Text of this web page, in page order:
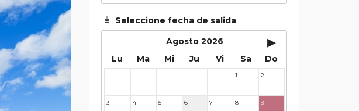
Seleccione fecha de salida
Agosto 2026
▸
Lu Ma Mi Ju Vi Sa Do
1 2
3 4 5 6 7 8 9